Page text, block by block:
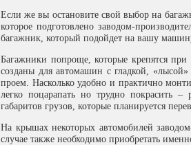
Если же вы остановите свой выбор на
которое подготовлено заводом-
багажник, который подойдет на вашу
Багажники попроще, которые крепятся
созданы для автомашин с гладкой,
проем. Насколько удобно и практично
легко поцарапать но трудно покрасить
габаритов грузов, которые планируется
На крышах некоторых автомобилей
случае также необходимо приобретать